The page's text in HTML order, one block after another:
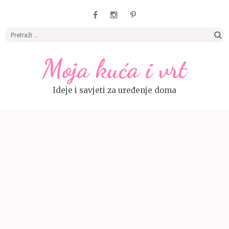
Moja kuća i vrt
Ideje i savjeti za uređenje doma